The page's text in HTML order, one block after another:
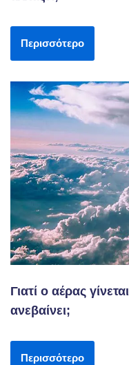
Περισσότερο
Γιατί ο αέρας
ανεβαίνει;
Περισσότερο